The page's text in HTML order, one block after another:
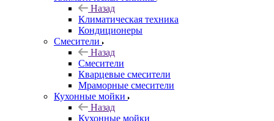
Назад
Климатическая техника
Кондиционеры
Смесители
Назад
Смесители
Кварцевые смесители
Мраморные смесители
Кухонные мойки
Назад
Кухонные мойки